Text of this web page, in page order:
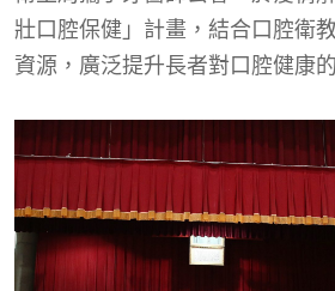
壯口腔保健」計畫，結合口腔衛
資源，廣泛提升長者對口腔健康